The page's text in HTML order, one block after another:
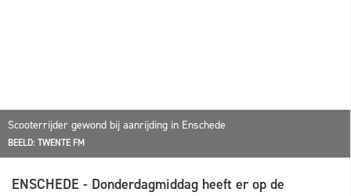
Scooterrijder gewond bij aanrijding in Enschede
BEELD: TWENTE FM
ENSCHEDE - Donderdagmiddag heeft er op de